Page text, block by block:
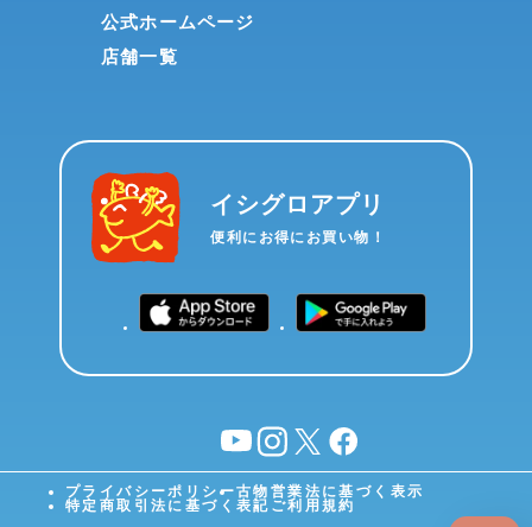
公式ホームページ
店舗一覧
イシグロアプリ
便利にお得にお買い物！
YouTubeinstagram
X facebook
プライバシーポリシー古物営業法に基づく表示
特定商取引法に基づく表記 ご利用規約